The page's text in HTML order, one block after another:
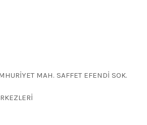
MAH. SAFFET EFENDİ SOK.